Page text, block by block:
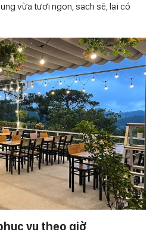
vừa tươi ngon, sạch sẽ, lại có
vụ theo giờ